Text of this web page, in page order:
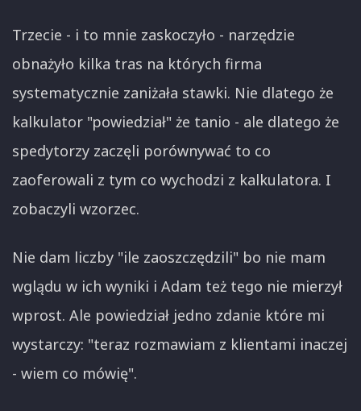
Trzecie - i to mnie zaskoczyło - narzędzie
obnażyło kilka tras na których firma
systematycznie zaniżała stawki. Nie dlatego że
kalkulator "powiedział" że tanio - ale dlatego że
spedytorzy zaczęli porównywać to co
zaoferowali z tym co wychodzi z kalkulatora. I
zobaczyli wzorzec.
Nie dam liczby "ile zaoszczędzili" bo nie mam
wglądu w ich wyniki i Adam też tego nie mierzył
wprost. Ale powiedział jedno zdanie które mi
wystarczy: "teraz rozmawiam z klientami inaczej
- wiem co mówię".